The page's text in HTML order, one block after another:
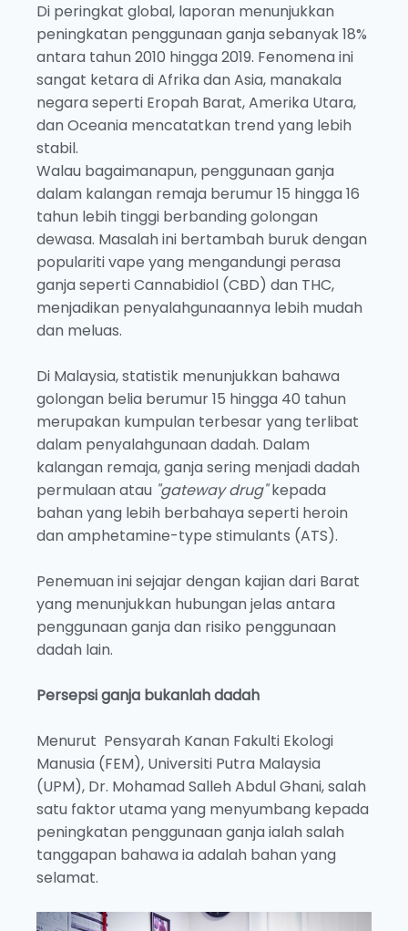
Di peringkat global, laporan menunjukkan
peningkatan penggunaan ganja sebanyak 18%
antara tahun 2010 hingga 2019. Fenomena ini
sangat ketara di Afrika dan Asia, manakala
negara seperti Eropah Barat, Amerika Utara,
dan Oceania mencatatkan trend yang lebih
stabil.
Walau bagaimanapun, penggunaan ganja
dalam kalangan remaja berumur 15 hingga 16
tahun lebih tinggi berbanding golongan
dewasa. Masalah ini bertambah buruk dengan
populariti vape yang mengandungi perasa
ganja seperti Cannabidiol (CBD) dan THC,
menjadikan penyalahgunaannya lebih mudah
dan meluas.
Di Malaysia, statistik menunjukkan bahawa
golongan belia berumur 15 hingga 40 tahun
merupakan kumpulan terbesar yang terlibat
dalam penyalahgunaan dadah. Dalam
kalangan remaja, ganja sering menjadi dadah
permulaan atau "gateway drug"kepada
bahan yang lebih berbahaya seperti heroin
dan amphetamine-type stimulants (ATS).
Penemuan ini sejajar dengan kajian dari Barat
yang menunjukkan hubungan jelas antara
penggunaan ganja dan risiko penggunaan
dadah lain.
Persepsi ganja bukanlah dadah
Menurut Pensyarah Kanan Fakulti Ekologi
Manusia (FEM), Universiti Putra Malaysia
(UPM), Dr. Mohamad Salleh Abdul Ghani, salah
satu faktor utama yang menyumbang kepada
peningkatan penggunaan ganja ialah salah
tanggapan bahawa ia adalah bahan yang
selamat.